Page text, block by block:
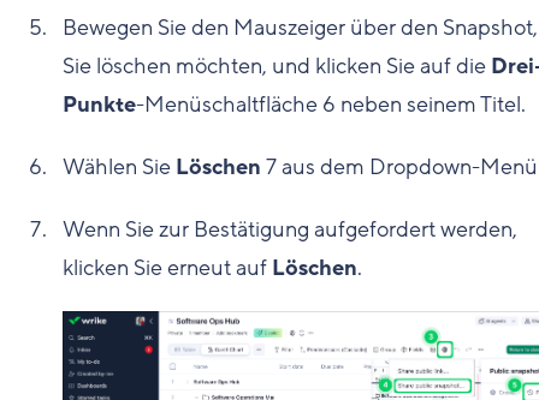
Bewegen Sie den Mauszeiger über den
Sie löschen möchten, und klicken Sie auf die
Punkte-Menüschaltfläche 6 neben seinem Titel.
Wählen Sie Löschen 7aus dem Dropdown-
Wenn Sie zur Bestätigung aufgefordert werden,
klicken Sie erneut auf Löschen.